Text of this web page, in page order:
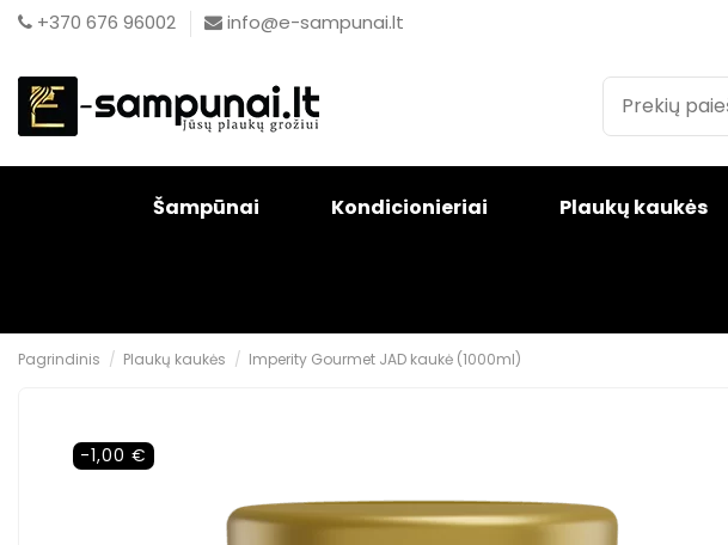
+370 676 96002 info@e-sampunai.lt
Šampūnai Kondicionieriai Plaukų kaukės
Pagrindinis Plaukų kaukės Imperity Gourmet JAD kaukė (1000ml)
-1,00 €